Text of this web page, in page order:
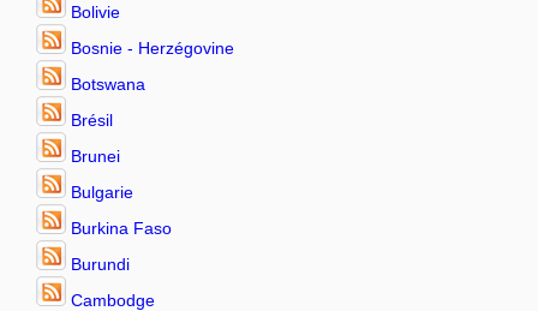
Bolivie
Bosnie - Herzégovine
Botswana
Brésil
Brunei
Bulgarie
Burkina Faso
Burundi
Cambodge